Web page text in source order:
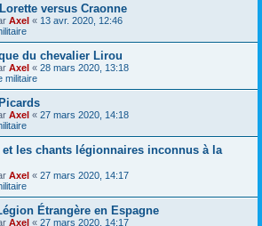
versus Craonne
Axel « 13 avr. 2020, 12:46
du chevalier Lirou
Axel « 28 mars 2020, 13:18
militaire
Axel « 27 mars 2020, 14:18
et les chants légionnaires inconnus à la
Axel « 27 mars 2020, 14:17
Étrangère en Espagne
Axel « 27 mars 2020, 14:17